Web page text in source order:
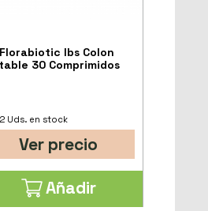
Ibs Colon
30 Comprimidos
Uds. en stock
Ver precio
Añadir